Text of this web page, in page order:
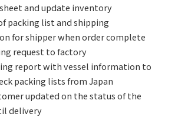
and update inventory
packing list and shipping
for shipper when order complete
request to factory
report with vessel information to
packing lists from Japan
updated on the status of the
delivery